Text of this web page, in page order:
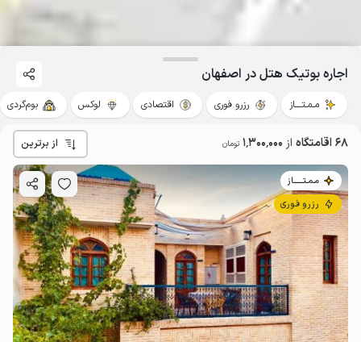
اجاره بوتیک هتل در اصفهان
مـمـتــــاز رزرو فوری اقتصادی لوکس بوم‌گردی
68 اقامتگاه از 1٬300٬000 تومان از برترین
مـمـتــــــاز
رزرو فوری